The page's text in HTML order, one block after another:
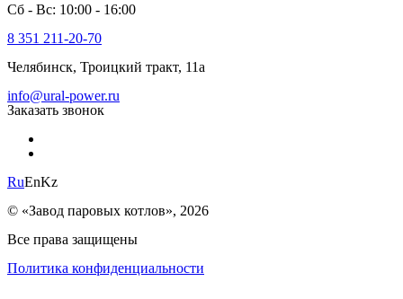
Сб - Вс: 10:00 - 16:00
8 351 211-20-70
Челябинск, Троицкий тракт, 11а
info@ural-power.ru
Заказать звонок
RuEnKz
© «Завод паровых котлов», 2026
Все права защищены
Политика конфиденциальности